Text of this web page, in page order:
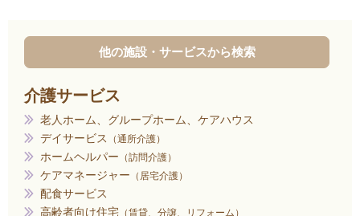
他の施設・サービスから検索
介護サービス
老人ホーム、グループホーム、ケアハウス
デイサービス
通所介護
ホームヘルパー 訪問介護
ケアマネージャー 居宅介護
配食サービス
高齢者向け住宅
賃貸、分譲、リフォーム